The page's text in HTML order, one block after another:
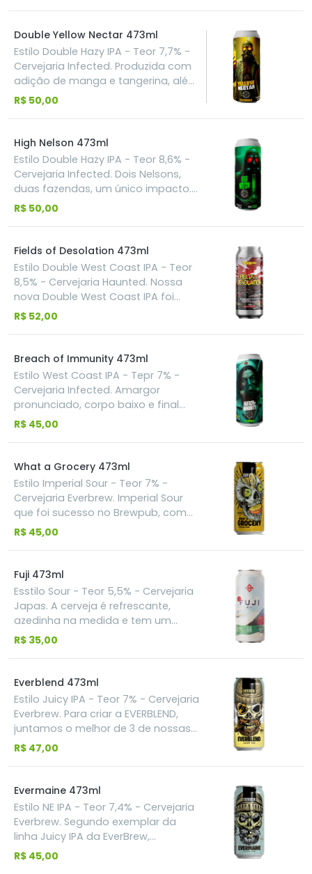
notas de lima, cítrico vivo e
tropicais. Aromática e potente.
Double Yellow Nectar 473ml
Estilo Double Hazy IPA - Teor 7,7% -
Cervejaria Infected. Produzida com
adição de manga e tangerina, além
dos lúpulos Motueka e Mosaic nos
turva. Perfil que traz uma explosão
frutada e tropical.
R$ 50,00
High Nelson 473ml
Estilo Double Hazy IPA - Teor 8,6% -
Cervejaria Infected. Dois Nelsons,
duas fazendas, um único impacto.
A base entrega o caráter icônico do
específico da Freestyle Hops entra
em cena e provoca euforia: Manga
suculenta e grapefruit vibrante.
Complexa, expressiva!
R$ 50,00
Fields of Desolation 473ml
Estilo Double West Coast IPA - Teor
8,5% - Cervejaria Haunted. Nossa
nova Double West Coast IPA foi
desenvolvida pensando nos
Cascade, Centennial e Chinook para
conferir o perfil que tanto amamos:
com aromas herbais, resinosos e
um leve cítrico, coloração amarelo
translúcido e amargor na medida
certa, a drinkability dessa cerveja
referência a uma música da banda
sueca Arch Enemy, lançada no seu
primeiro disco, Black Earth.
R$ 52,00
Breach of Immunity 473ml
Estilo West Coast IPA - Tepr 7% -
Cervejaria Infected. Amargor
pronunciado, corpo baixo e final
seco. Produzida com os lúpulos
frutas tropicais maduras e um
toque resinoso bem marcado.
R$ 45,00
What a Grocery 473ml
Estilo Imperial Sour - Teor 7% -
Cervejaria Everbrew. Imperial Sour
que foi sucesso no Brewpub, com
doses absurdas de Manga, Goiaba
R$ 45,00
Fuji 473ml
Esstilo Sour - Teor 5,5% - Cervejaria
Japas. A cerveja é refrescante,
azedinha na medida e tem um
sabor de maçã vermelha de dar
R$ 35,00
Everblend 473ml
Estilo Juicy IPA - Teor 7% - Cervejaria
Everbrew. Para criar a EVERBLEND,
juntamos o melhor de 3 de nossas
NE IPAs (EVERMONT, EVERMAINE e
adicionamos todos os lúpulos das
três cervejas que são: Citra, Mosaic,
Galaxy, Amarillo, Simcoe e El Dorado.
O resultado é uma agradável
salada de frutas no sabor e no
aroma.
R$ 47,00
Evermaine 473ml
Estilo NE IPA - Teor 7,4% - Cervejaria
Everbrew. Segundo exemplar da
linha Juicy IPA da EverBrew,
EVERMAINE foi produzida com 22g/L
R$ 45,00